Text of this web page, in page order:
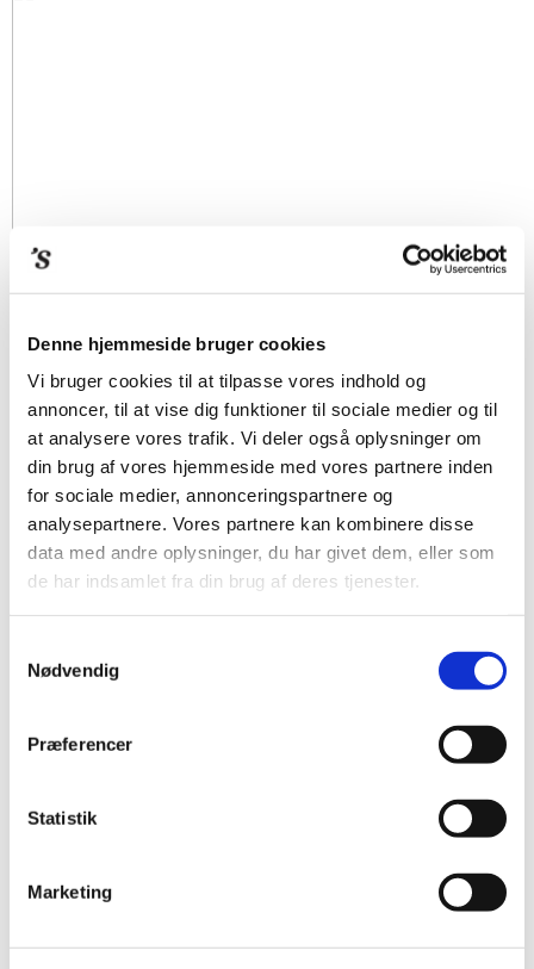
Denne hjemmeside bruger cookies
Vi bruger cookies til at tilpasse vores indhold og
annoncer, til at vise dig funktioner til sociale medier og til
at analysere vores trafik. Vi deler også oplysninger om
din brug af vores hjemmeside med vores partnere inden
for sociale medier, annonceringspartnere og
analysepartnere. Vores partnere kan kombinere disse
data med andre oplysninger, du har givet dem, eller som
de har indsamlet fra din brug af deres tjenester.
Nødvendig
Præferencer
Statistik
Marketing